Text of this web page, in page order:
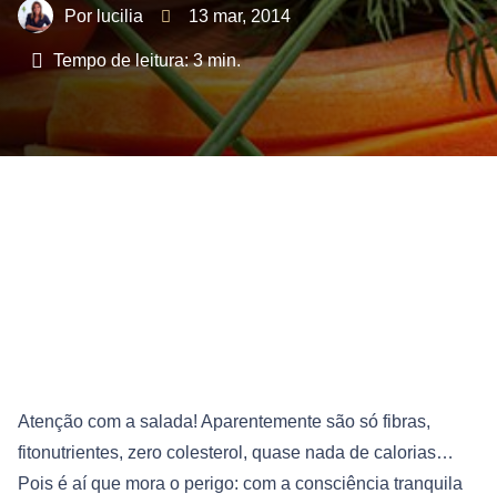
lucilia 13 mar, 2014
Tempo de leitura: 3 min.
Atenção com a salada! Aparentemente são só fibras,
fitonutrientes, zero colesterol, quase nada de calorias…
Pois é aí que mora o perigo: com a consciência tranquila